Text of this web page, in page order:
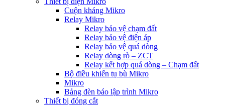
Cuộn kháng Mikro
Relay Mikro
Relay bảo vệ chạm đất
Relay bảo vệ điện áp
Relay bảo vệ quá dòng
Relay dòng rò – ZCT
Relay kết hợp quá dòng – Chạm đất
Bộ điều khiển tụ bù Mikro
Mikro
Bảng đèn báo lập trình Mikro
Thiết bị đóng cắt